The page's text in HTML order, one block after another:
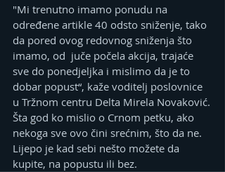
"Mi trenutno imamo ponudu na
određene artikle 40 odsto sniženje, tako
da pored ovog redovnog sniženja što
imamo, od  juče počela akcija, trajaće
sve do ponedjeljka i mislimo da je to
dobar popust“, kaže voditelj poslovnice
u Tržnom centru Delta Mirela Novaković.
Šta god ko mislio o Crnom petku, ako
nekoga sve ovo čini srećnim, što da ne.
Lijepo je kad sebi nešto možete da
kupite, na popustu ili bez.